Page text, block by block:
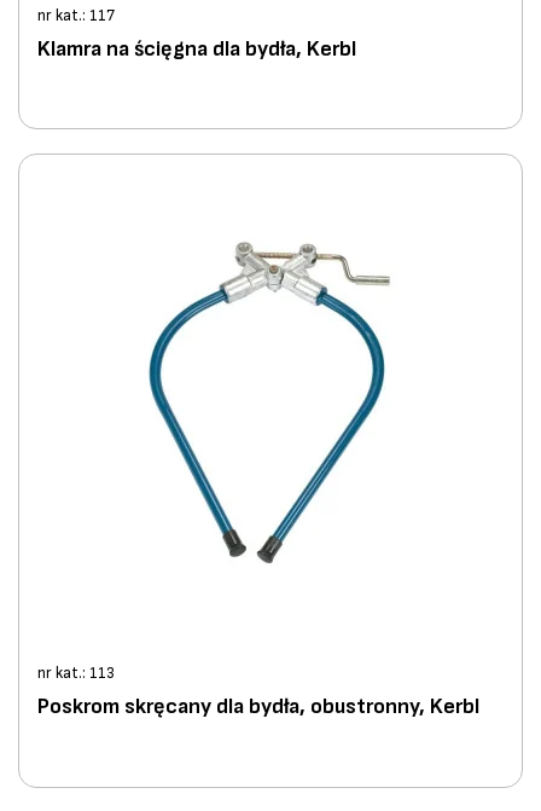
nr kat.: 117
Klamra na ścięgna dla bydła, Kerbl
nr kat.: 113
Poskrom skręcany dla bydła, obustronny, Kerbl